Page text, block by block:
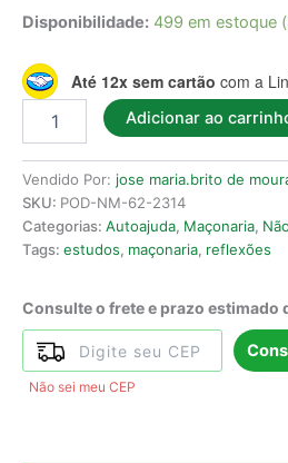
Disponibilidade: 499 em estoque
Até 12x sem cartão com a
Adicionar ao
Vendido Por: jose maria.brito de
SKU: POD-NM-62-2314
Categorias: Autoajuda, Maçonaria,
Tags: estudos, maçonaria, reflexões
Consulte o frete e prazo estimado
Não sei meu CEP